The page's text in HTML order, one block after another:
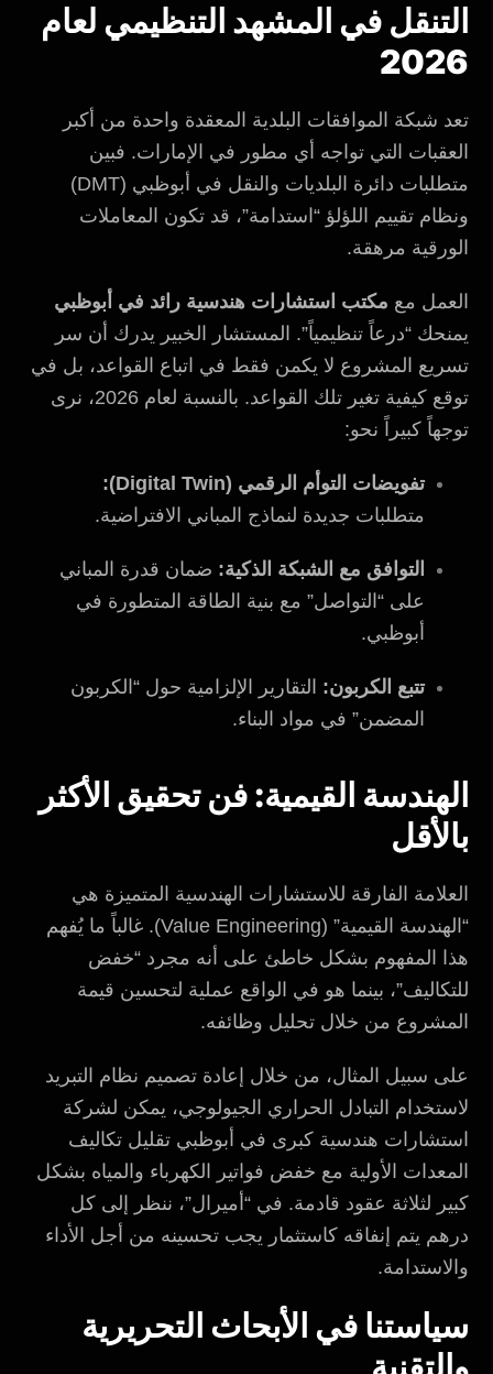
التنقل في المشهد التنظيمي لعام
2026
تعد شبكة الموافقات البلدية المعقدة واحدة من أكبر
العقبات التي تواجه أي مطور في الإمارات. فبين
متطلبات دائرة البلديات والنقل في أبوظبي (DMT)
ونظام تقييم اللؤلؤ “استدامة”، قد تكون المعاملات
الورقية مرهقة.
العمل مع مكتب استشارات هندسية رائد في أبوظبي
يمنحك “درعاً تنظيمياً”. المستشار الخبير يدرك أن سر
تسريع المشروع لا يكمن فقط في اتباع القواعد، بل في
توقع كيفية تغير تلك القواعد. بالنسبة لعام 2026، نرى
توجهاً كبيراً نحو:
تفويضات التوأم الرقمي (Digital Twin):
متطلبات جديدة لنماذج المباني الافتراضية.
التوافق مع الشبكة الذكية: ضمان قدرة المباني
على “التواصل” مع بنية الطاقة المتطورة في
أبوظبي.
تتبع الكربون: التقارير الإلزامية حول “الكربون
المضمن” في مواد البناء.
الهندسة القيمية: فن تحقيق الأكثر
بالأقل
العلامة الفارقة للاستشارات الهندسية المتميزة هي
“الهندسة القيمية” (Value Engineering). غالباً ما يُفهم
هذا المفهوم بشكل خاطئ على أنه مجرد “خفض
للتكاليف”، بينما هو في الواقع عملية لتحسين قيمة
المشروع من خلال تحليل وظائفه.
على سبيل المثال، من خلال إعادة تصميم نظام التبريد
لاستخدام التبادل الحراري الجيولوجي، يمكن لشركة
استشارات هندسية كبرى في أبوظبي تقليل تكاليف
المعدات الأولية مع خفض فواتير الكهرباء والمياه بشكل
كبير لثلاثة عقود قادمة. في “أميرال”، ننظر إلى كل
درهم يتم إنفاقه كاستثمار يجب تحسينه من أجل الأداء
والاستدامة.
سياستنا في الأبحاث التحريرية